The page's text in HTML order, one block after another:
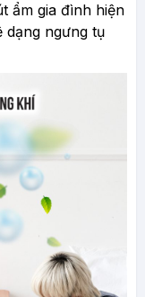
ẩm gia đình hiện
dạng ngưng tụ